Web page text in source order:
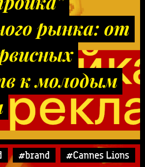
рынка: от
к молодым
#brand
#Cannes Lions